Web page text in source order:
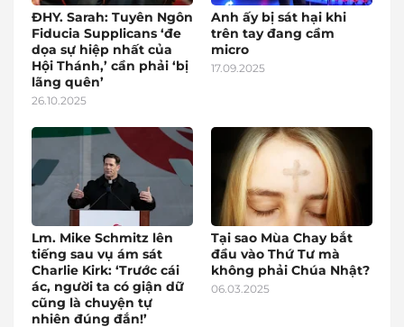
ĐHY. Sarah: Tuyên Ngôn
Fiducia Supplicans ‘đe
dọa sự hiệp nhất của
Hội Thánh,’ cần phải ‘bị
lãng quên’
26.10.2025
Anh ấy bị sát hại khi
trên tay đang cầm
micro
17.09.2025
Lm. Mike Schmitz lên
tiếng sau vụ ám sát
Charlie Kirk: ‘Trước cái
ác, người ta có giận dữ
cũng là chuyện tự
nhiên đúng đắn!’
Tại sao Mùa Chay bắt
đầu vào Thứ Tư mà
không phải Chúa Nhật?
06.03.2025